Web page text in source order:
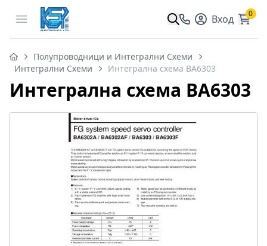
Open menu Вход 0
Полупроводници и Интегрални Схеми
Интегрални Схеми
Интегрална схема BA6303
Интегрална схема BA6303